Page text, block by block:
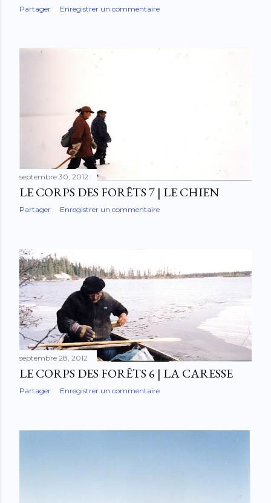
Partager Enregistrer un commentaire
septembre 30, 2012
LE CORPS DES FORÊTS 7 | LE CHIEN
Partager Enregistrer un commentaire
septembre 28, 2012
LE CORPS DES FORÊTS 6 | LA CARESSE
Partager Enregistrer un commentaire